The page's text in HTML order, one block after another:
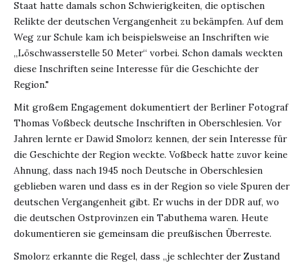
Staat hatte damals schon Schwierigkeiten, die optischen
Relikte der deutschen Vergangenheit zu bekämpfen. Auf dem
Weg zur Schule kam ich beispielsweise an Inschriften wie
„Löschwasserstelle 50 Meter“ vorbei. Schon damals weckten
diese Inschriften seine Interesse für die Geschichte der
Region."
Mit großem Engagement dokumentiert der Berliner Fotograf
Thomas Voßbeck deutsche Inschriften in Oberschlesien. Vor
Jahren lernte er Dawid Smolorz kennen, der sein Interesse für
die Geschichte der Region weckte. Voßbeck hatte zuvor keine
Ahnung, dass nach 1945 noch Deutsche in Oberschlesien
geblieben waren und dass es in der Region so viele Spuren der
deutschen Vergangenheit gibt. Er wuchs in der DDR auf, wo
die deutschen Ostprovinzen ein Tabuthema waren. Heute
dokumentieren sie gemeinsam die preußischen Überreste.
Smolorz erkannte die Regel, dass „je schlechter der Zustand